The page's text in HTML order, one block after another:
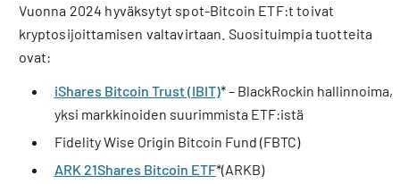
Vuonna 2024 hyväksytyt spot-Bitcoin ETF:t toivat
kryptosijoittamisen valtavirtaan. Suosituimpia tuotteita
ovat:
iShares Bitcoin Trust (IBIT)* – BlackRockin hallinnoima,
yksi markkinoiden suurimmista ETF:istä
Fidelity Wise Origin Bitcoin Fund (FBTC)
ARK 21Shares Bitcoin ETF*(ARKB)